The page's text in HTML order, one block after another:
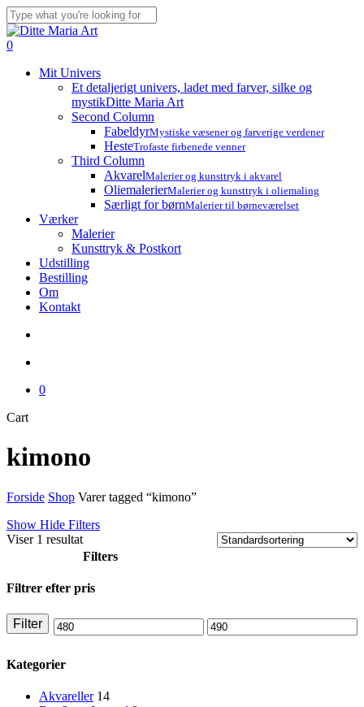
Skip
to
main
Close
Search
search
account
0
Mit Univers
Et detaljerigt univers, ladet med farver, silke og
mystikDitte Maria Art
Second Column
FabeldyrMystiske væsener og farverige verdener
HesteTrofaste firbenede venner
Third Column
AkvarelMalerier og kunsttryk i akvarel
OliemalerierMalerier og kunsttryk i oliemaling
Særligt for børnMalerier til børneværelset
Værker
Malerier
Kunsttryk & Postkort
Udstilling
Bestilling
Om
Kontakt
0
CartClose
kimono
Forside Shop Varer tagged “kimono”
Show Hide Filters
Viser 1 resultat
Filters
Close
Filtrer efter pris
Mindste Højeste
Filter
Kategorier
Akvareller 14